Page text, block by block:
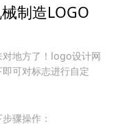
制造LOGO
对地方了！logo设计网
可对标志进行自定
骤操作：